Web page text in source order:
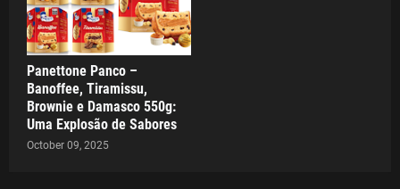
Panettone Panco –
Banoffee, Tiramissu,
Brownie e Damasco 550g:
Uma Explosão de Sabores
October 09, 2025